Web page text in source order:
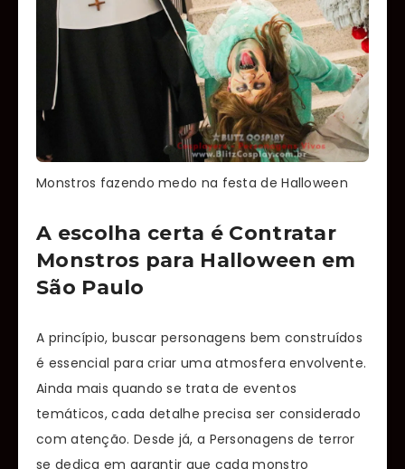
Monstros fazendo medo na festa de Halloween
A escolha certa é Contratar
Monstros para Halloween em
São Paulo
A princípio, buscar personagens bem construídos
é essencial para criar uma atmosfera envolvente.
Ainda mais quando se trata de eventos
temáticos, cada detalhe precisa ser considerado
com atenção. Desde já, a Personagens de terror
se dedica em garantir que cada monstro